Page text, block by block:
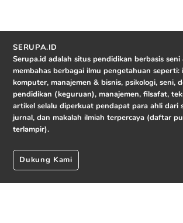
SERUPA.ID
Serupa.id adalah situs pendidikan berbasis seni
membahas berbagai ilmu pengetahuan seperti:
komputer, manajemen & bisnis, psikologi, seni,
pendidikan (keguruan), manajemen, filsafat,
artikel selalu diperkuat pendapat para ahli dari
jurnal, dan makalah ilmiah terpercaya (daftar
terlampir).
Dukung Kami